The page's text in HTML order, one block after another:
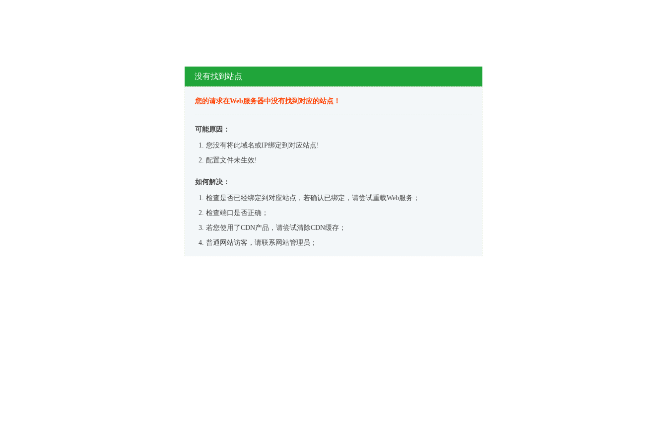
没有找到站点
您的请求在Web服务器中没有找到对应的站点！
可能原因：
您没有将此域名或IP绑定到对应站点!
配置文件未生效!
如何解决：
检查是否已经绑定到对应站点，若确认已绑定，请尝试重载Web服务；
检查端口是否正确；
若您使用了CDN产品，请尝试清除CDN缓存；
普通网站访客，请联系网站管理员；